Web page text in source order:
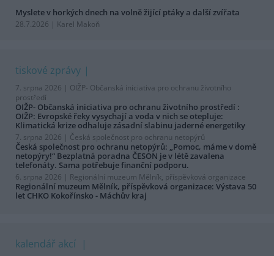
Myslete v horkých dnech na volně žijící ptáky a další zvířata
28.7.2026 | Karel Makoň
tiskové zprávy
7. srpna 2026 | OIŽP- Občanská iniciativa pro ochranu životního
prostředí
OIŽP- Občanská iniciativa pro ochranu životního prostředí :
OIŽP: Evropské řeky vysychají a voda v nich se otepluje:
Klimatická krize odhaluje zásadní slabinu jaderné energetiky
7. srpna 2026 | Česká společnost pro ochranu netopýrů
Česká společnost pro ochranu netopýrů: „Pomoc, máme v domě
netopýry!“ Bezplatná poradna ČESON je v létě zavalena
telefonáty. Sama potřebuje finanční podporu.
6. srpna 2026 | Regionální muzeum Mělník, příspěvková organizace
Regionální muzeum Mělník, příspěvková organizace: Výstava 50
let CHKO Kokořínsko - Máchův kraj
kalendář akcí